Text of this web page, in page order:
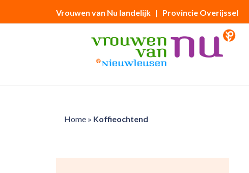
Vrouwen van Nu landelijk | Provincie Overijssel
Home» Koffieochtend